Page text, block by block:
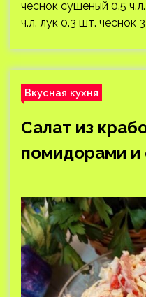
чеснок сушеный 0.5
ч.л. лук 0.3 шт. чеснок
Вкусная кухня
Салат из
помидорами